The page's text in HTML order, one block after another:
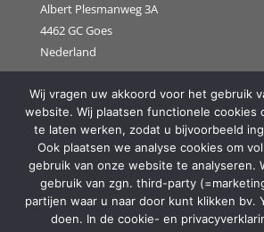
Albert Plesmanweg 3A
4462 GC Goes
Nederland
Tel: +31 (0) 113 313151
E-mail:info@artguardsecurity.eu
Copyright @2021 Artguard Security |
with2FIT
Wij vragen uw akkoord voor het gebruik
website. Wij plaatsen functionele cookies
te laten werken, zodat u bijvoorbeeld
Ook plaatsen we analyse cookies om
gebruik van onze website te analyseren.
gebruik van zgn. third-party
partijen waar u naar door kunt klikken bv.
doen. In de cookie- en